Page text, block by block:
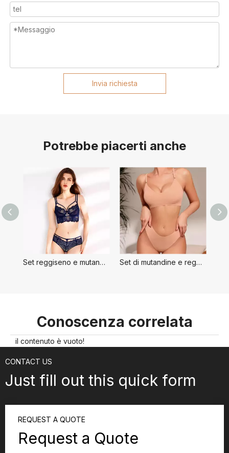
Invia richiesta
Potrebbe piacerti anche
Set reggiseno e mutandine da donna Set di mutandine e reggiseno da donna
Conoscenza correlata
il contenuto è vuoto!
CONTACT US
Just fill out this quick form
REQUEST A QUOTE
Request a Quote